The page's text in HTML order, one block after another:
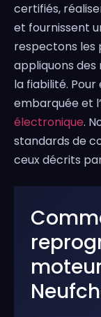
certifiés,
et fournissent
respectons les
appliquons des
la fiabilité. Pour
embarquée et
électronique.
standards de
ceux décrits